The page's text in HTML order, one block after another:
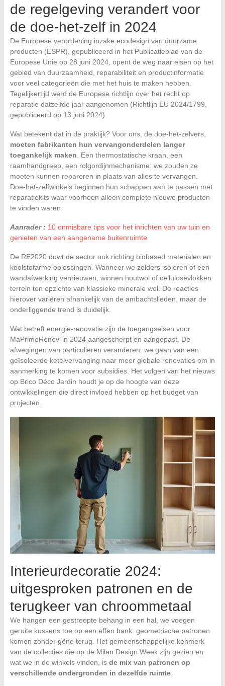
de regelgeving verandert voor
de doe-het-zelf in 2024
De Europese verordening inzake ecodesign van duurzame
producten (ESPR), gepubliceerd in het Publicatieblad van de
Europese Unie op 28 juni 2024, opent de weg naar eisen op het
gebied van duurzaamheid, reparabiliteit en productinformatie
voor veel categorieën die met het huis te maken hebben.
Tegelijkertijd werd de Europese richtlijn over het recht op
reparatie datzelfde jaar aangenomen (Richtlijn EU 2024/1799,
gepubliceerd op 13 juni 2024).
Wat betekent dat in de praktijk? Voor ons, de doe-het-zelvers,
moeten fabrikanten hun vervangonderdelen langer
toegankelijk maken . Een thermostatische kraan, een
raamhandgreep, een rolgordijnmechanisme: we zouden ze
moeten kunnen repareren in plaats van alles te vervangen.
Doe-het-zelfwinkels beginnen hun schappen aan te passen met
reparatiekits waar voorheen alleen complete nieuwe producten
te vinden waren.
Aanrader : 10 onmisbare tips voor het inrichten van uw tuin en
genieten van een aangename buitenruimte
De RE2020 duwt de sector ook richting biobased materialen en
koolstofarme oplossingen. Wanneer we zolders isoleren of een
wandafwerking vernieuwen, winnen houtwol of cellulosevlokken
terrein ten opzichte van klassieke minerale wol. De reacties
hierover variëren afhankelijk van de ambachtslieden, maar de
onderliggende trend is duidelijk.
Wat betreft energie-renovatie zijn de toegangseisen voor
MaPrimeRénov’ in 2024 aangescherpt en aangepast. De
afwegingen van particulieren veranderen: we gaan van een
geïsoleerde ketelvervanging naar meer globale renovaties om in
aanmerking te komen voor subsidies. Het volgen van het nieuws
op Brico Déco Jardin houdt je op de hoogte van deze
ontwikkelingen die direct invloed hebben op het budget van
projecten.
Interieurdecoratie 2024:
uitgesproken patronen en de
terugkeer van chroommetaal
We hangen een gestreepte behang in een hal, we voegen
geruite kussens toe op een effen bank: geometrische patronen
komen zonder gêne terug. Het gemeenschappelijke kenmerk
van de collecties die op de Milan Design Week zijn gezien en
wat we in de winkels vinden, is de mix van patronen op
verschillende ondergronden in dezelfde ruimte.